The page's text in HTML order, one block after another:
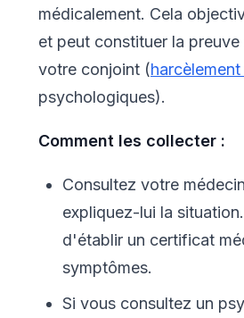
médicalement. Cela
et peut constituer la
votre conjoint (
psychologiques).
Comment les collecter :
Consultez votre
expliquez-lui la
d'établir un certificat
symptômes.
Si vous consultez un